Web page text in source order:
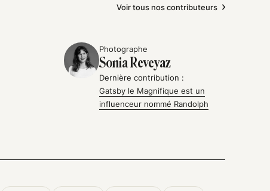
Voir tous nos contributeurs
Photographe
Sonia Reveyaz
Dernière contribution :
Gatsby le Magnifique est un
influenceur nommé Randolph